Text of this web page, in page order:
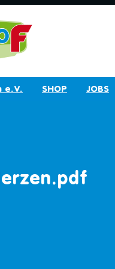
e.V. SHOP JOBS